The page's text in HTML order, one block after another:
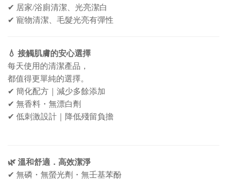
✔ 居家/浴廁清潔、光亮潔白
✔ 寵物清潔、毛髮光亮有彈性
💧 接觸肌膚的安心選擇
每天使用的清潔產品，
都值得更單純的選擇。
✔ 簡化配方｜減少多餘添加
✔ 無香料・無漂白劑
✔ 低刺激設計｜降低殘留負擔
🌿 溫和舒適 ． 高效潔淨
✔ 無磷・無螢光劑・無壬基苯酚